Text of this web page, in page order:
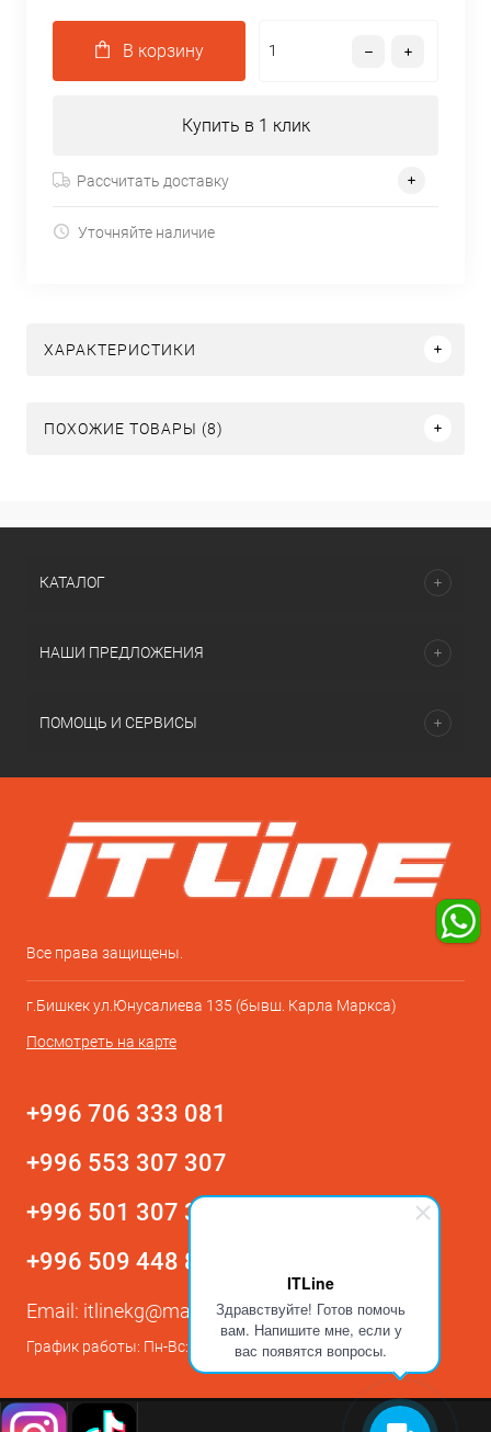
ITLine
Здравствуйте! Готов помочь
вам. Напишите мне, если у
вас появятся вопросы.
В корзину
Купить в 1 клик
Рассчитать доставку
Уточняйте наличие
ХАРАКТЕРИСТИКИ
ПОХОЖИЕ ТОВАРЫ (8)
КАТАЛОГ
НАШИ ПРЕДЛОЖЕНИЯ
ПОМОЩЬ И СЕРВИСЫ
Все права защищены.
г.Бишкек ул.Юнусалиева 135 (бывш. Карла Маркса)
Посмотреть на карте
+996 706 333 081
+996 553 307 307
+996 501 307 307
+996 509 448 800
Email: itlinekg@mail.ru
График работы: Пн-Вс: с 9:00 до 21:00